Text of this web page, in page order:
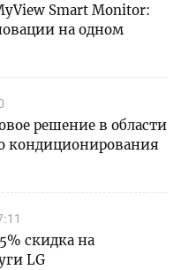
Smart Monitor:
на одном
решение в области
кондиционирования
скидка на
LG